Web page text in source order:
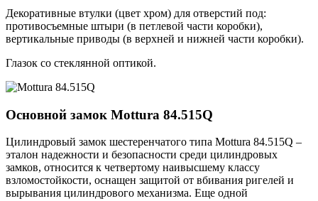
Декоративные втулки (цвет хром) для отверстий под:
противосъемные штыри (в петлевой части коробки),
вертикальные приводы (в верхней и нижней части коробки).
Глазок со стеклянной оптикой.
Основной замок Mottura 84.515Q
Цилиндровый замок шестеренчатого типа Mottura 84.515Q –
эталон надежности и безопасности среди цилиндровых
замков, относится к четвертому наивысшему классу
взломостойкости, оснащен защитой от вбивания ригелей и
вырывания цилиндрового механизма. Еще одной